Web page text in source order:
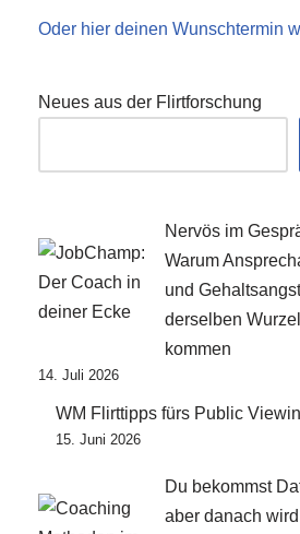
Oder hier deinen Wunschtermin
Neues aus der Flirtforschung
Nervös im
Warum
und
derselben Wurzel
kommen
14. Juli 2026
WM Flirttipps fürs Public
15. Juni 2026
Du bekommst
aber danach